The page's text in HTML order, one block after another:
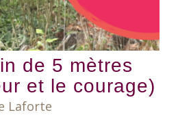
de 5 mètres
et le courage)
Laforte